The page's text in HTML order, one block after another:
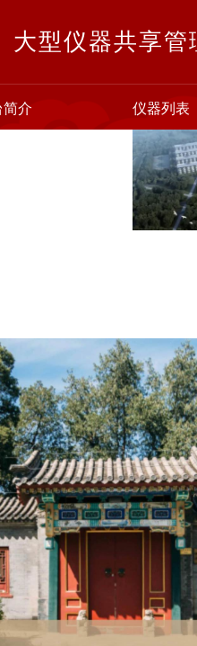
大型仪器共享管
介 仪器列表